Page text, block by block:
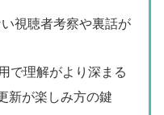
視聴者考察や裏話が
で理解がより深まる
新が楽しみ方の鍵